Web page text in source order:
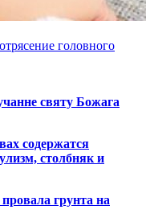
головного
святу Божага
содержатся
столбняк и
грунта на